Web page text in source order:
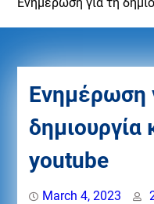
Ενημέρωση
δημιουργία
youtube
March 4, 2023